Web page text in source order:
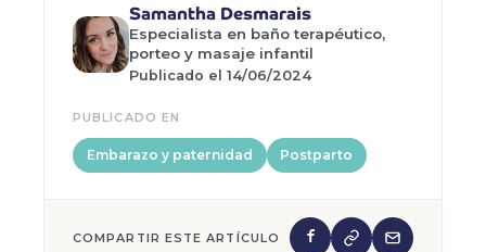
Samantha Desmarais
Especialista en baño terapéutico,
porteo y masaje infantil
Publicado el 14/06/2024
PUBLICADO EN
Embarazo y paternidad Postparto
COMPARTIR ESTE ARTÍCULO